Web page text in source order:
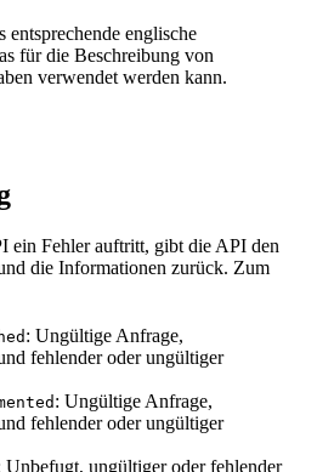
entsprechende englische
für die Beschreibung von
verwendet werden kann.
ein Fehler auftritt, gibt die API den
die Informationen zurück. Zum
: Ungültige Anfrage,
fehlender oder ungültiger
: Ungültige Anfrage,
fehlender oder ungültiger
Unbefugt, ungültiger oder fehlender